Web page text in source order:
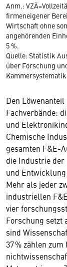
Anm.:
firmeneigener
Wirtschaft ohne
angehörenden
5 %.
Quelle: Statistik
über Forschung
Kammersystematik
Den
Fachverbände:
und
Chemische
gesamten F&E-
die Industrie
und
Mehr als jeder
industriellen
vier
Forschung setzt
sind
37 % zählen